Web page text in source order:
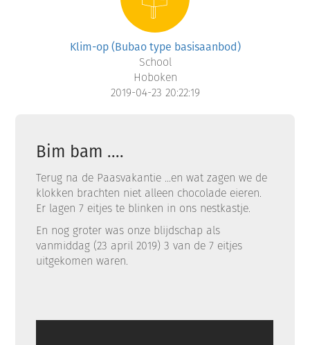
Klim-op (Bubao type basisaanbod)
School
Hoboken
2019-04-23 20:22:19
Bim bam ....
Terug na de Paasvakantie ...en wat zagen we de
klokken brachten niet alleen chocolade eieren.
Er lagen 7 eitjes te blinken in ons nestkastje.
En nog groter was onze blijdschap als
vanmiddag (23 april 2019) 3 van de 7 eitjes
uitgekomen waren.